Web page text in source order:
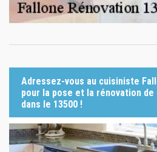
Adressez-vous au cuisiniste
pour la pose et la rénovation de
dans le 13500 !